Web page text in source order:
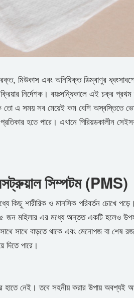
রক্ত, মিউকাস এবং অনিষিক্ত ডিম্বাণুর
নির্দেশক। বয়ঃসন্ধিকালে এই চক্র
তো এ সময় সব মেয়েই কম বেশি অস্বস্তিতে
হতে পারে। এখানে পিরিয়ডকালীন
সিম্পটম (PMS)
কিছু শারীরিক ও মানসিক পরিবর্তন চোখে
জন মহিলার এর মধ্যে অন্তত একটি হলেও
সাথে বাড়তে থাকে এবং মেনোপজ বা শেষ
পারে।
হাতে নেই। তবে সহনীয় করার উপায় অবশ্যই